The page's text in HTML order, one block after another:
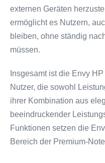
externen Geräten
ermöglicht es Nutzern,
bleiben, ohne ständig
müssen.
Insgesamt ist die Envy
Nutzer, die sowohl
ihrer Kombination aus
beeindruckender
Funktionen setzen die
Bereich der Premium-